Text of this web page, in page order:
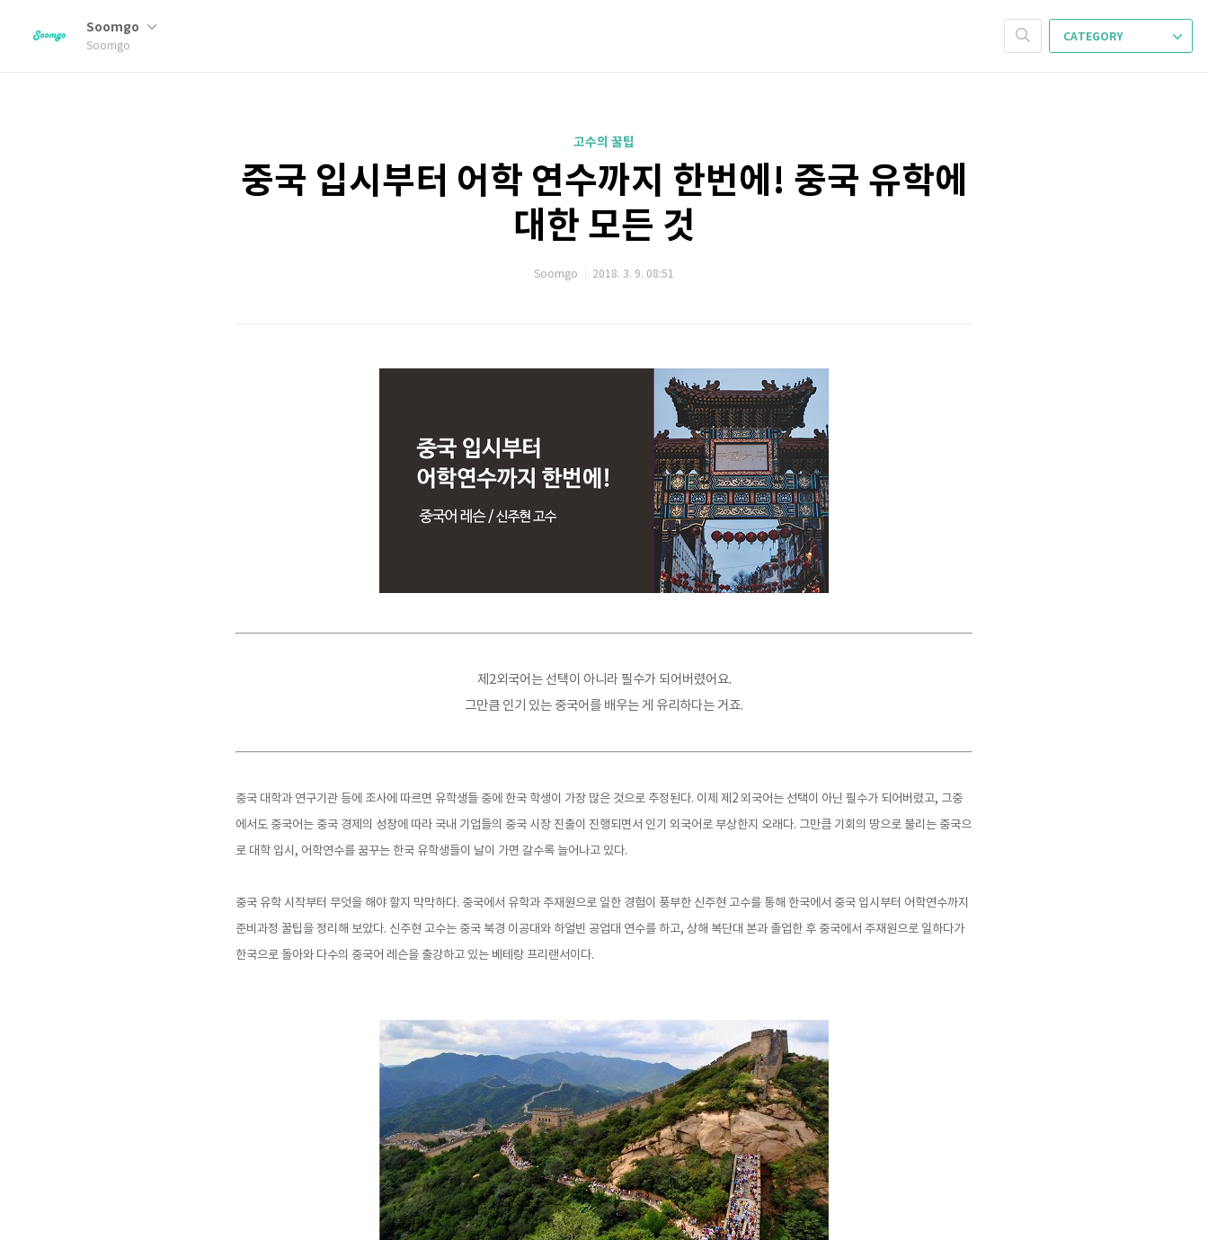
Soomgo
Soomgo
CATEGORY
고수의 꿀팁
중국 입시부터 어학 연수까지 한번에! 중국 유학에
대한 모든 것
Soomgo 2018. 3. 9. 08:51
제2외국어는 선택이 아니라 필수가 되어버렸어요.
그만큼 인기 있는 중국어를 배우는 게 유리하다는 거죠.
중국 대학과 연구기관 등에 조사에 따르면 유학생들 중에 한국 학생이 가장 많은 것으로 추정된다. 이제 제2 외국어는 선택이 아닌 필수가 되어버렸고, 그중
에서도 중국어는 중국 경제의 성장에 따라 국내 기업들의 중국 시장 진출이 진행되면서 인기 외국어로 부상한지 오래다. 그만큼 기회의 땅으로 불리는 중국으
로 대학 입시, 어학연수를 꿈꾸는 한국 유학생들이 날이 가면 갈수록 늘어나고 있다.
중국 유학 시작부터 무엇을 해야 할지 막막하다. 중국에서 유학과 주재원으로 일한 경험이 풍부한 신주현 고수를 통해 한국에서 중국 입시부터 어학연수까지
준비과정 꿀팁을 정리해 보았다. 신주현 고수는 중국 북경 이공대와 하얼빈 공업대 연수를 하고, 상해 복단대 본과 졸업한 후 중국에서 주재원으로 일하다가
한국으로 돌아와 다수의 중국어 레슨을 출강하고 있는 베테랑 프리랜서이다.